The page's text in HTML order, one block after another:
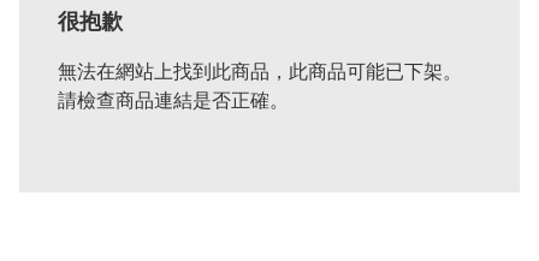
很抱歉
無法在網站上找到此商品，此商品可能已下架。
請檢查商品連結是否正確。